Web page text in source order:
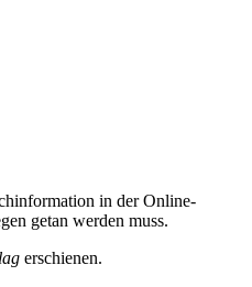
in der Online-
getan werden muss.
erschienen.